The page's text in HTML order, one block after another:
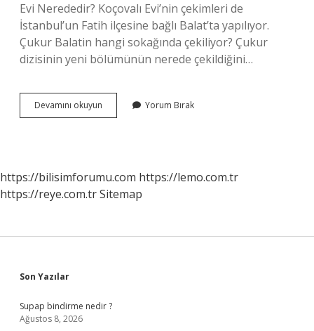
Evi Nerededir? Koçovalı Evi’nin çekimleri de
İstanbul’un Fatih ilçesine bağlı Balat’ta yapılıyor.
Çukur Balatin hangi sokağında çekiliyor? Çukur
dizisinin yeni bölümünün nerede çekildiğini…
Devamını okuyun
Dizi
Yorum Bırak
https://bilisimforumu.com https://lemo.com.tr
https://reye.com.trSitemap
Sidebar
Son Yazılar
Supap bindirme nedir ?
Ağustos 8, 2026